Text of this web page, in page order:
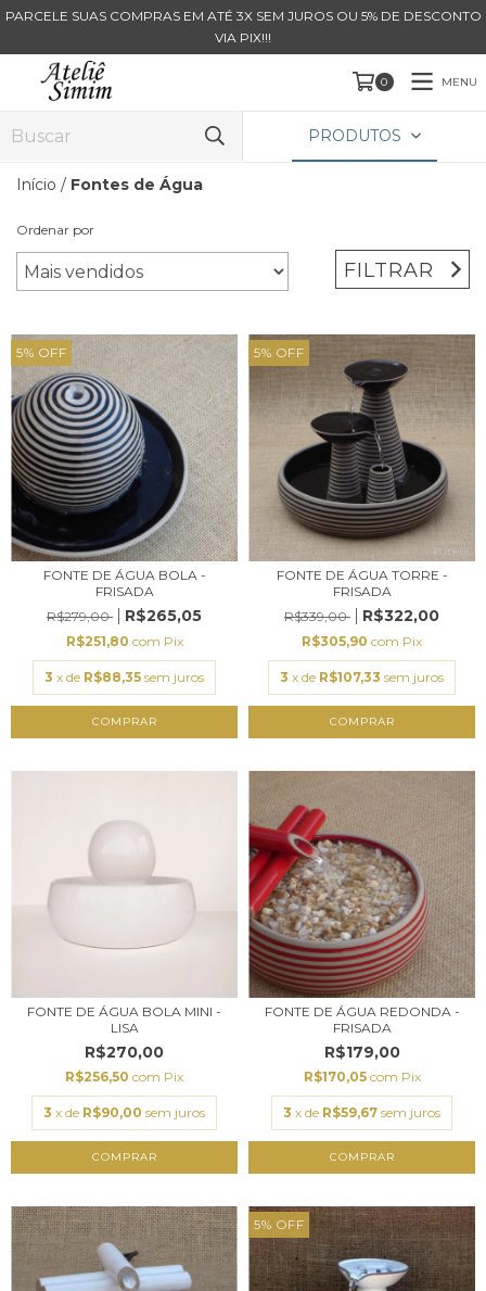
PARCELE SUAS COMPRAS EM ATÉ 3X SEM JUROS OU 5% DE DESCONTO
VIA PIX!!!
0 MENU
PRODUTOS
Início / Fontes de Água
Ordenar por
FILTRAR
5% OFF
FONTE DE ÁGUA BOLA -
FRISADA
R$279,00
R$265,05
R$251,80 com Pix
3 x de R$88,35 sem juros
COMPRAR
5% OFF
FONTE DE ÁGUA TORRE -
FRISADA
R$339,00
R$322,00
R$305,90 com Pix
3 x de R$107,33 sem juros
COMPRAR
FONTE DE ÁGUA BOLA MINI -
LISA
R$270,00
R$256,50 com Pix
3 x de R$90,00 sem juros
COMPRAR
FONTE DE ÁGUA REDONDA -
FRISADA
R$179,00
R$170,05 com Pix
3 x de R$59,67 sem juros
COMPRAR
5% OFF